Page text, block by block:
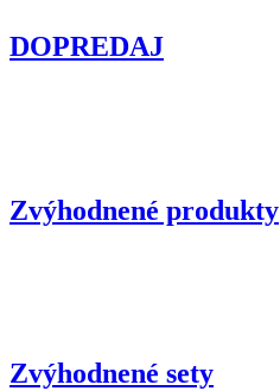
DOPREDAJ
Zvýhodnené produkty
Zvýhodnené sety